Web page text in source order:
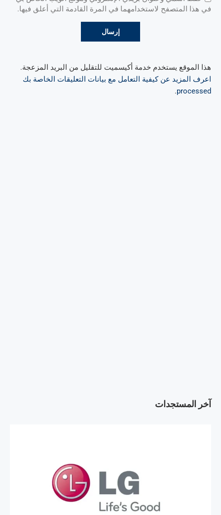
في هذا المتصفح لاستخدامهما في المرة القادمة التي أعلق فيها.
هذا الموقع يستخدم خدمة أكيسميت للتقليل من البريد المزعجة.
اعرف المزيد عن كيفية التعامل مع بيانات التعليقات الخاصة بك
processed
.
آخر المستجدات